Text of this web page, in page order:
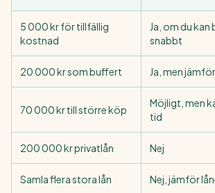
5 000 kr för tillfällig
kostnad
Ja, om du
snabbt
20 000 kr som buffert Ja, men
70 000 kr till större köp
Möjligt, men
tid
200 000 kr privatlån Nej
Samla flera stora lån Nej, jämför